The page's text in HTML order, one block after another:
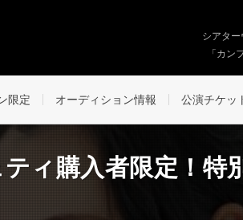
シアタ
「カン
限定 オーディション情報 公演チケッ
ィ購入者限定！特